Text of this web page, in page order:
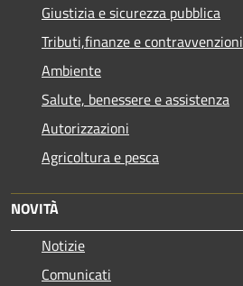
Giustizia e sicurezza pubblica
Tributi,finanze e contravvenzioni
Ambiente
Salute, benessere e assistenza
Autorizzazioni
Agricoltura e pesca
NOVITÀ
Notizie
Comunicati